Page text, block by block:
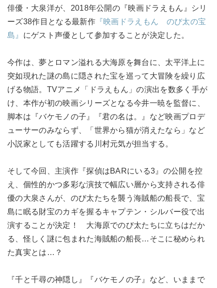
俳優・大泉洋が、2018年公開の『映画ドラえもん』シリ
ーズ38作目となる最新作『映画ドラえもん のび太の宝
島』 にゲスト声優として参加することが決定した。
今作は、夢とロマン溢れる大海原を舞台に、太平洋上に
突如現れた謎の島に隠された宝を巡って大冒険を繰り広
げる物語。TVアニメ「ドラえもん」の演出を数多く手が
け、本作が初の映画シリーズとなる今井一暁を監督に、
脚本は『バケモノの子』『君の名は。』など映画プロデ
ューサーのみならず、「世界から猫が消えたなら」など
小説家としても活躍する川村元気が担当する。
そして今回、主演作『探偵はBARにいる3』の公開を控
え、個性的かつ多彩な演技で幅広い層から支持される俳
優の大泉さんが、のび太たちを襲う海賊船の船長で、宝
島に眠る財宝のカギを握るキャプテン・シルバー役で出
演することが決定！ 大海原でのび太たちに立ちはだか
る、怪しく謎に包まれた海賊船の船長…そこに秘められ
た真実とは…？
『千と千尋の神隠し』『バケモノの子』など、いままで